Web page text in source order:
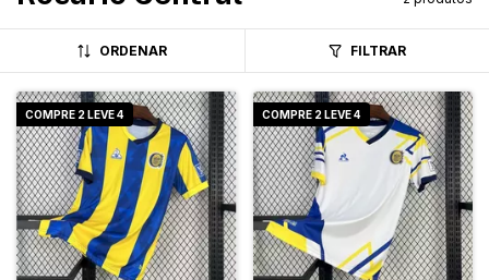
ORDENAR FILTRAR
COMPRE 2 LEVE 4 COMPRE 2 LEVE 4